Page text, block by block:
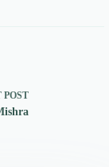
POST